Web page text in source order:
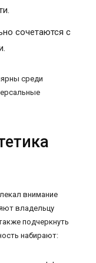
сочетаются с
среди
внимание
владельцу
подчеркнуть
набирают: